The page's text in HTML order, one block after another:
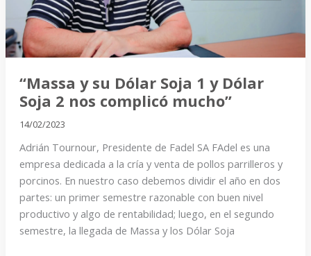
“Massa y su Dólar Soja 1 y Dólar
Soja 2 nos complicó mucho”
14/02/2023
Adrián Tournour, Presidente de Fadel SA FAdel es una
empresa dedicada a la cría y venta de pollos parrilleros y
porcinos. En nuestro caso debemos dividir el año en dos
partes: un primer semestre razonable con buen nivel
productivo y algo de rentabilidad; luego, en el segundo
semestre, la llegada de Massa y los Dólar Soja
Dólar
Soja
2
nos
complicó
mucho”